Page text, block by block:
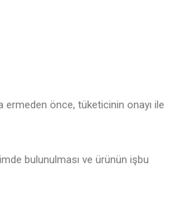
ermeden önce, tüketicinin onayı ile
bulunulması ve ürünün işbu